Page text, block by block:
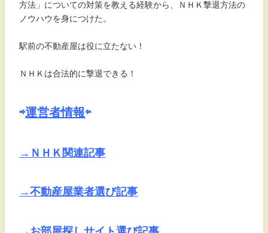
方法」についての対策を教える経験から、ＮＨＫ撃退方法の
ノウハウを身につけた。
駅前の不動産屋は役に立たない！
ＮＨＫは合法的に撃退できる！
⇨運営者情報⇦
→ＮＨＫ関連記事
→不動産屋業者選び記事